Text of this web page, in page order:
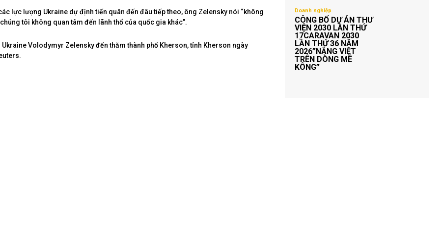
lực lượng Ukraine dự định tiến quân đến đâu tiếp theo, ông Zelensky nói “không
tôi không quan tâm đến lãnh thổ của quốc gia khác”.
Doanh nghiệp
CÔNG BỐ DỰ ÁN THƯ
VIỆN 2030 LẦN THỨ
17CARAVAN 2030
LẦN THỨ 36 NĂM
2026”NẮNG VIỆT
TRÊN DÒNG MÊ
KÔNG”